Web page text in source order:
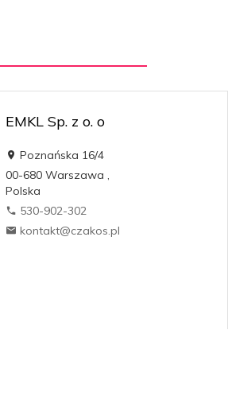
EMKL Sp. z o. o
Poznańska 16/4
00-680 Warszawa ,
Polska
530-902-302
kontakt@czakos.pl